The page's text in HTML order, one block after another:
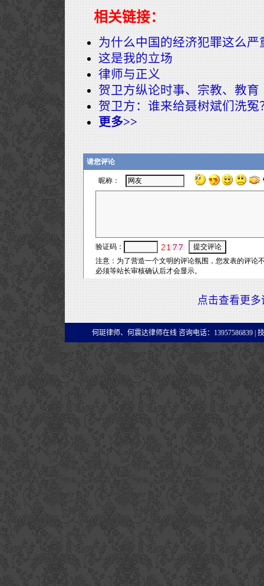
相关链接：
为什么中国的经济犯罪这么严
这是我的立场
律师与正义
贺卫方纵论时事、宗教、教育
贺卫方：谁来给聂树斌们洗冤
更多>>
点击查看更多
何珽律师、何震达律师在线 咨询电话：13957586839 |